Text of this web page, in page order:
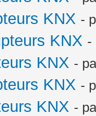
KNX -
KNX -
KNX -
KNX -
KNX -